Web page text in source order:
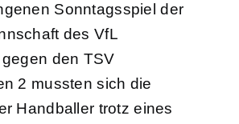
Sonntagsspiel der
des VfL
den TSV
2 mussten sich die
Handballer trotz eines